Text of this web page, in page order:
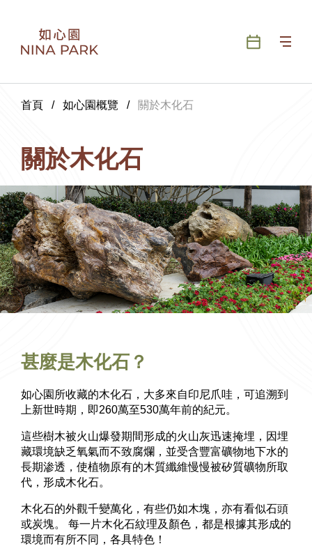
首頁 / 如心園概覽 / 關於木化石
關於木化石
甚麼是木化石？
如心園所收藏的木化石，大多來自印尼爪哇，可追溯到
上新世時期，即260萬至530萬年前的紀元。
這些樹木被火山爆發期間形成的火山灰迅速掩埋，因埋
藏環境缺乏氧氣而不致腐爛，並受含豐富礦物地下水的
長期渗透，使植物原有的木質纖維慢慢被矽質礦物所取
代，形成木化石。
木化石的外觀千變萬化，有些仍如木塊，亦有看似石頭
或炭塊。 每一片木化石紋理及顏色，都是根據其形成的
環境而有所不同，各具特色！